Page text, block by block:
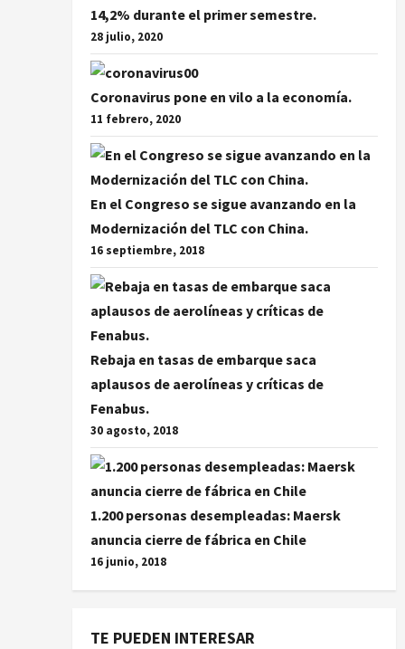
14,2% durante el primer semestre.
28 julio, 2020
Coronavirus pone en vilo a la economía.
11 febrero, 2020
En el Congreso se sigue avanzando en la
Modernización del TLC con China.
16 septiembre, 2018
Rebaja en tasas de embarque saca
aplausos de aerolíneas y críticas de
Fenabus.
30 agosto, 2018
1.200 personas desempleadas: Maersk
anuncia cierre de fábrica en Chile
16 junio, 2018
TE PUEDEN INTERESAR